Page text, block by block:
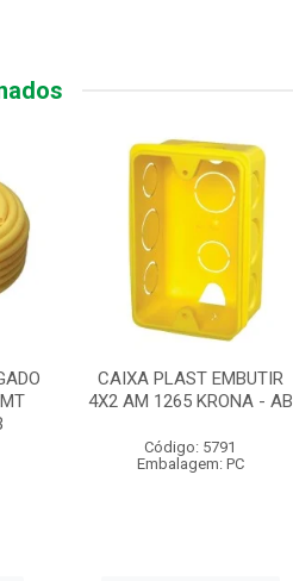
CAIXA PLAST EMBUTIR
4X2 AM 1265 KRONA - AB
Código: 5791
Embalagem: PC